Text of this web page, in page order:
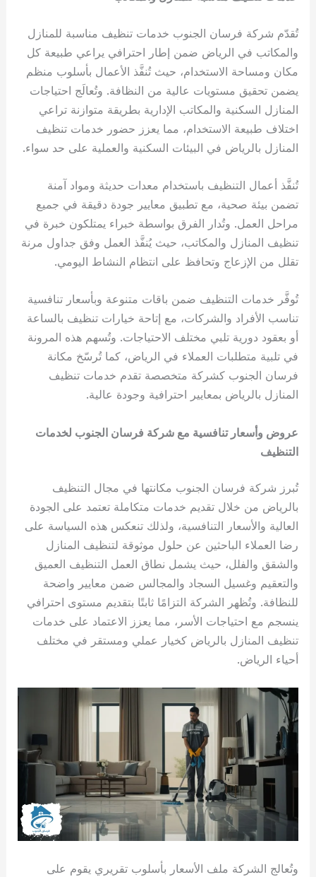
تُقدّم شركة فرسان الجنوب خدمات تنظيف مناسبة للمنازل
والمكاتب في الرياض ضمن إطار احترافي يراعي طبيعة كل
مكان ومساحة الاستخدام، حيث تُنفَّذ الأعمال بأسلوب منظم
يضمن تحقيق مستويات عالية من النظافة. وتُعالَج احتياجات
المنازل السكنية والمكاتب الإدارية بطريقة متوازنة تراعي
اختلاف طبيعة الاستخدام، مما يعزز حضور خدمات تنظيف
المنازل بالرياض في البيئات السكنية والعملية على حد سواء.
تُنفَّذ أعمال التنظيف باستخدام معدات حديثة ومواد آمنة
تضمن بيئة صحية، مع تطبيق معايير جودة دقيقة في جميع
مراحل العمل. وتُدار الفرق بواسطة خبراء يمتلكون خبرة في
تنظيف المنازل والمكاتب، حيث يُنفَّذ العمل وفق جداول مرنة
تقلل من الإزعاج وتحافظ على انتظام النشاط اليومي.
تُوفَّر خدمات التنظيف ضمن باقات متنوعة وبأسعار تنافسية
تناسب الأفراد والشركات، مع إتاحة خيارات تنظيف بالساعة
أو بعقود دورية تلبي مختلف الاحتياجات. وتُسهم هذه المرونة
في تلبية متطلبات العملاء في الرياض، كما تُرسّخ مكانة
فرسان الجنوب كشركة متخصصة تقدم خدمات تنظيف
المنازل بالرياض بمعايير احترافية وجودة عالية.
عروض وأسعار تنافسية مع شركة فرسان الجنوب لخدمات
التنظيف
تُبرز شركة فرسان الجنوب مكانتها في مجال التنظيف
بالرياض من خلال تقديم خدمات متكاملة تعتمد على الجودة
العالية والأسعار التنافسية، ولذلك تنعكس هذه السياسة على
رضا العملاء الباحثين عن حلول موثوقة لتنظيف المنازل
والشقق والفلل، حيث يشمل نطاق العمل التنظيف العميق
والتعقيم وغسيل السجاد والمجالس ضمن معايير واضحة
للنظافة. وتُظهر الشركة التزامًا ثابتًا بتقديم مستوى احترافي
ينسجم مع احتياجات الأسر، مما يعزز الاعتماد على خدمات
تنظيف المنازل بالرياض كخيار عملي ومستقر في مختلف
أحياء الرياض.
وتُعالج الشركة ملف الأسعار بأسلوب تقريري يقوم على